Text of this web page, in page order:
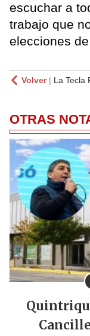
escuchar a
trabajo que
elecciones
Volver| La Tecla
OTRAS